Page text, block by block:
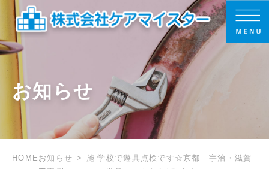
お知らせ
HOME お知らせ
施 学校で遊具点検です☆京都 宇治・滋賀